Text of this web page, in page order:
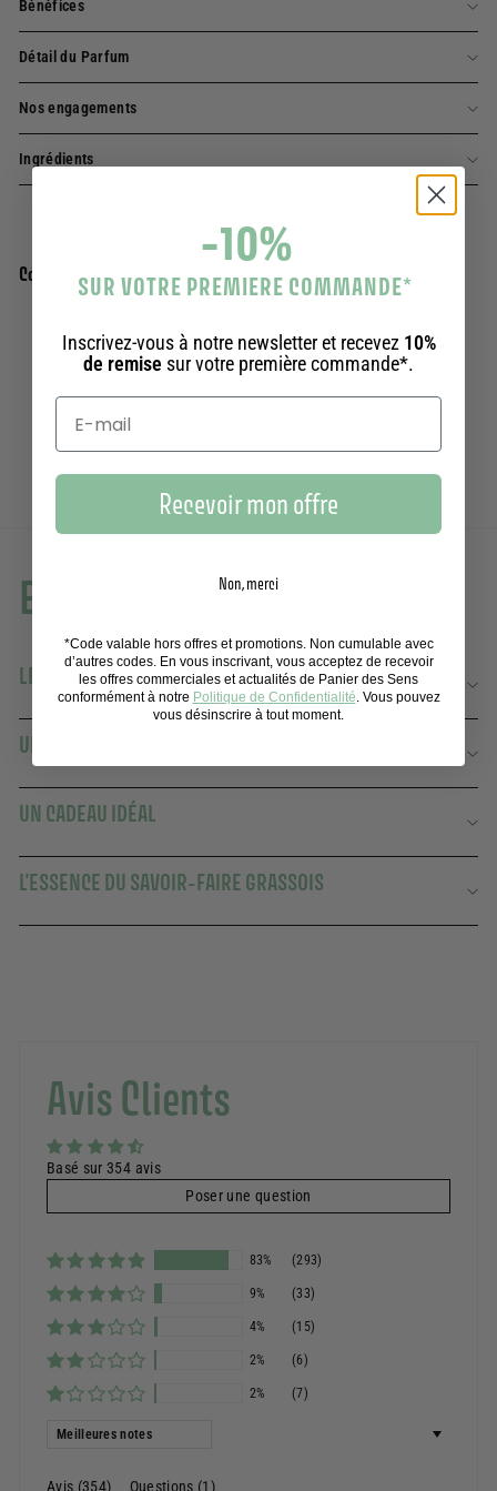
Bénéfices
Détail du Parfum
Nos engagements
Ingrédients
Complétez la routine
Eau de toilette Provence - Citron Agrumes
50ml
En savoir plus
LE PARFUM RACONTÉ PAR NOTRE MAITRE PARFUMEUR
UN PARFUM FRAIS À L'INTENSITÉ MODULABLE
UN CADEAU IDÉAL
L'ESSENCE DU SAVOIR-FAIRE GRASSOIS
Avis Clients
Basé sur 354 avis
Poser une question
83% (293)
9% (33)
4% (15)
2% (6)
2% (7)
Sort by
Avis (354) Questions (1)
-10%
SUR VOTRE PREMIERE COMMANDE*
Inscrivez-vous à notre newsletter et recevez 10%
de remise sur votre première commande*.
Recevoir mon offre
Non, merci
*Code valable hors offres et promotions. Non cumulable avec
d’autres codes. En vous inscrivant, vous acceptez de recevoir
les offres commerciales et actualités de Panier des Sens
conformément à notre Politique de Confidentialité. Vous pouvez
vous désinscrire à tout moment.